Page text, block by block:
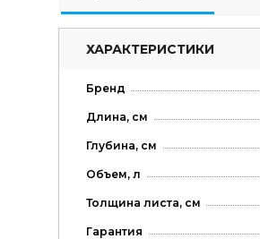
ХАРАКТЕРИСТИКИ
Бренд
Длина, см
Глубина, см
Объем, л
Толщина листа, см
Гарантия